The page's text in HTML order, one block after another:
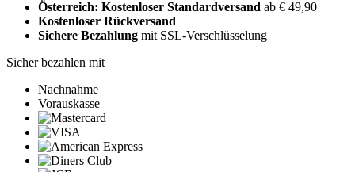
Österreich: Kostenloser Standardversand ab € 49,90
Kostenloser Rückversand
Sichere Bezahlung mit SSL-Verschlüsselung
Sicher bezahlen mit
Nachnahme
Vorauskasse